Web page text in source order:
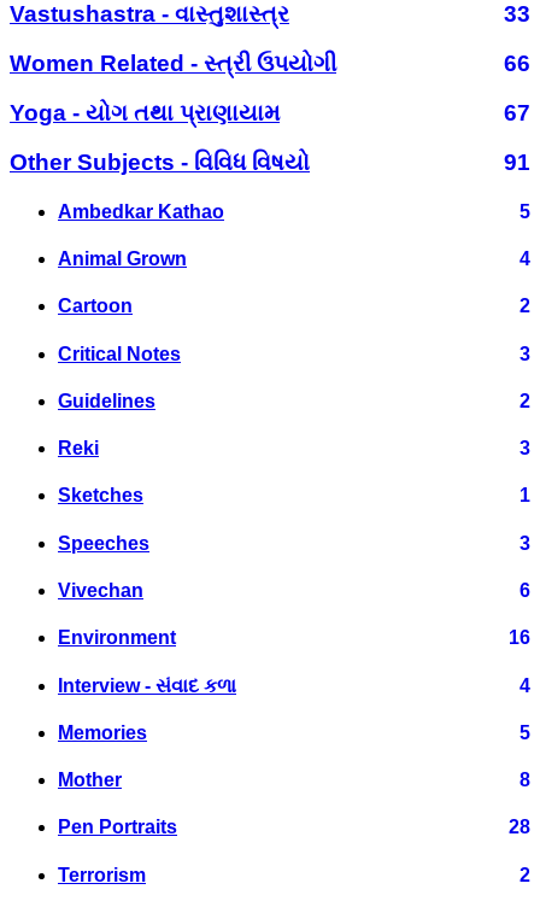
Vastushastra - વાસ્તુશાસ્ત્ર
33
Women Related - સ્ત્રી ઉપયોગી
66
Yoga - યોગ તથા પ્રાણાયામ
67
Other Subjects - વિવિધ વિષયો
91
Ambedkar Kathao 5
Animal Grown 4
Cartoon 2
Critical Notes 3
Guidelines 2
Reki 3
Sketches 1
Speeches 3
Vivechan 6
Environment 16
Interview - સંવાદ કળા 4
Memories 5
Mother 8
Pen Portraits 28
Terrorism 2